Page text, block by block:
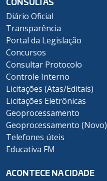
Diário Oficial
Transparência
Portal da Legislação
Concursos
Consultar Protocolo
Controle Interno
Licitações (Atas/Editais)
Licitações Eletrônicas
Geoprocessamento
Geoprocessamento (Novo)
Telefones úteis
Educativa FM
ACONTECE NA CIDADE